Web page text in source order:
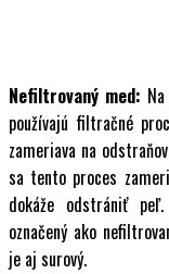
Nefiltrovaný med:
používajú filtračné
zameriava na
sa tento proces
dokáže odstrániť
označený ako
je aj surový.